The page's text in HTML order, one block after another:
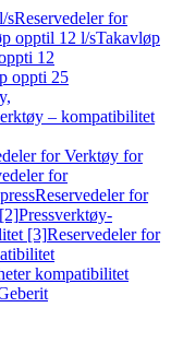
sReservedeler for
opptil 12 l/sTakavløp
12
oppti 25
– kompatibilitet
for Verktøy for
for
Reservedeler for
Pressverktøy-
[3]Reservedeler for
kompatibilitet